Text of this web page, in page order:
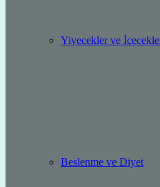
Yiyecekler ve
Beslenme ve Diyet